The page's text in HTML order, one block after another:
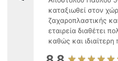
καταξιωθεί στον
ζαχαροπλαστικής
εταιρεία διαθέτει
καθώς και